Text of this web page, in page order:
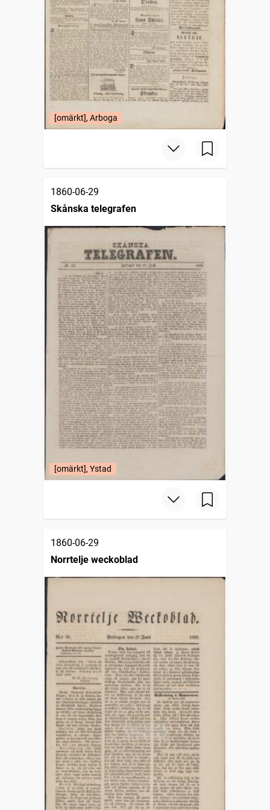
[omärkt], Arboga
1860-06-29
Skånska telegrafen
[omärkt], Ystad
1860-06-29
Norrtelje weckoblad